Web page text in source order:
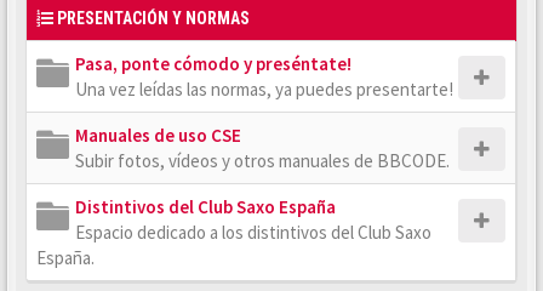
PRESENTACIÓN Y NORMAS
Pasa, ponte cómodo y preséntate!
Una vez leídas las normas, ya puedes presentarte!
Manuales de uso CSE
Subir fotos, vídeos y otros manuales de BBCODE.
Distintivos del Club Saxo España
Espacio dedicado a los distintivos del Club Saxo
España.